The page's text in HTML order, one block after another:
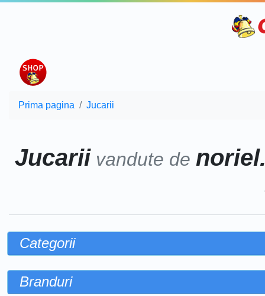
Prima pagina Jucarii
Jucarii vandute de
Categorii
Branduri